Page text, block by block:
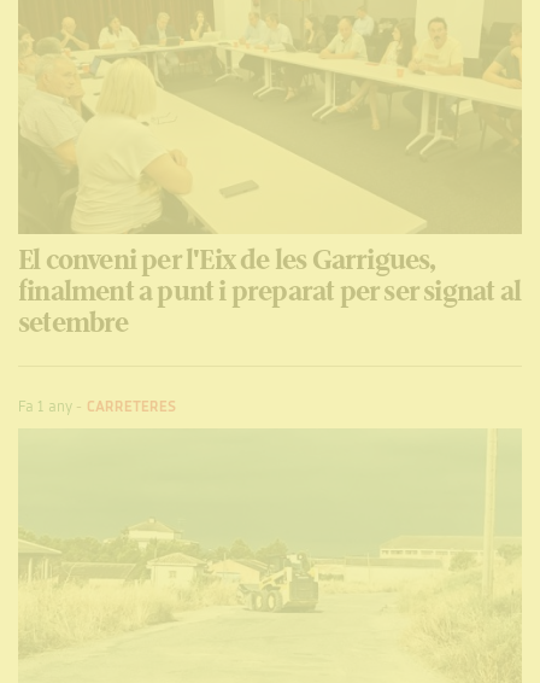
El conveni per l'Eix de les Garrigues,
finalment a punt i preparat per ser signat al
setembre
Fa 1 any- CARRETERES